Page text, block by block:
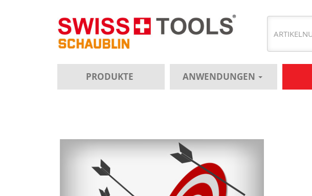
PRODUKTE ANWENDUNGEN